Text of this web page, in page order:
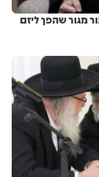
מגור שהפך ליזם